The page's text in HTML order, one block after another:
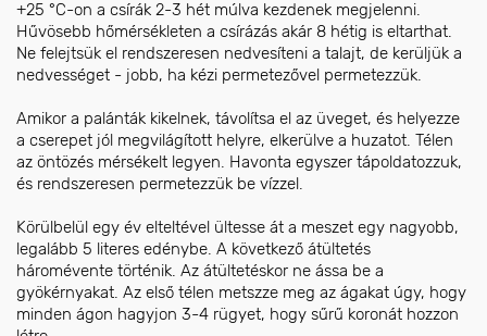
+25 °C-on a csírák 2-3 hét múlva kezdenek megjelenni.
Hűvösebb hőmérsékleten a csírázás akár 8 hétig is eltarthat.
Ne felejtsük el rendszeresen nedvesíteni a talajt, de kerüljük a
nedvességet - jobb, ha kézi permetezővel permetezzük.
Amikor a palánták kikelnek, távolítsa el az üveget, és helyezze
a cserepet jól megvilágított helyre, elkerülve a huzatot. Télen
az öntözés mérsékelt legyen. Havonta egyszer tápoldatozzuk,
és rendszeresen permetezzük be vízzel.
Körülbelül egy év elteltével ültesse át a meszet egy nagyobb,
legalább 5 literes edénybe. A következő átültetés
háromévente történik. Az átültetéskor ne ássa be a
gyökérnyakat. Az első télen metszze meg az ágakat úgy, hogy
minden ágon hagyjon 3-4 rügyet, hogy sűrű koronát hozzon